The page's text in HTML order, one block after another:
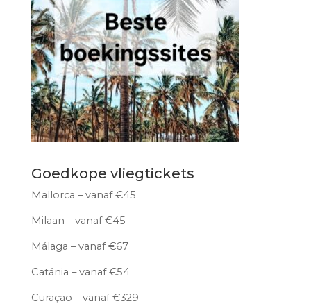
Goedkope vliegtickets
Mallorca – vanaf €45
Milaan – vanaf €45
Málaga – vanaf €67
Catánia – vanaf €54
Curaçao – vanaf €329